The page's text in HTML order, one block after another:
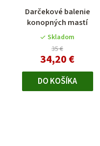
Darčekové balenie
konopných mastí
Skladom
35 €
34,20 €
DO KOŠÍKA